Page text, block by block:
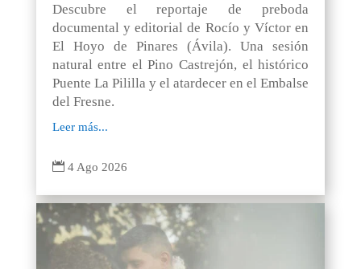
Descubre el reportaje de preboda
documental y editorial de Rocío y Víctor en
El Hoyo de Pinares (Ávila). Una sesión
natural entre el Pino Castrejón, el histórico
Puente La Pililla y el atardecer en el Embalse
del Fresne.
Leer más...
 4 Ago 2026